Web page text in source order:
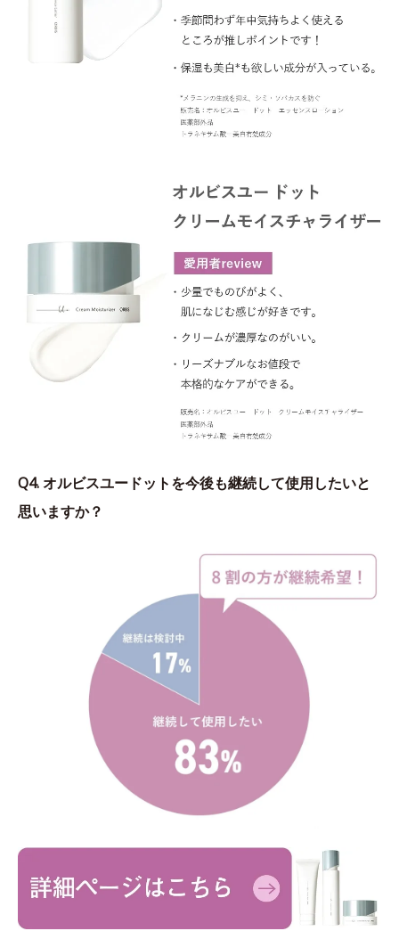
Q4. オルビスユードットを今後も継続して使用したいと
思いますか？